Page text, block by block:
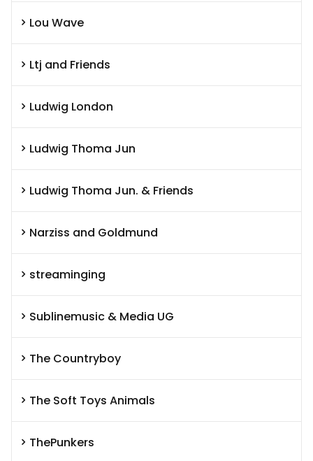
Lou Wave
Ltj and Friends
Ludwig London
Ludwig Thoma Jun
Ludwig Thoma Jun. & Friends
Narziss and Goldmund
streaminging
Sublinemusic & Media UG
The Countryboy
The Soft Toys Animals
ThePunkers